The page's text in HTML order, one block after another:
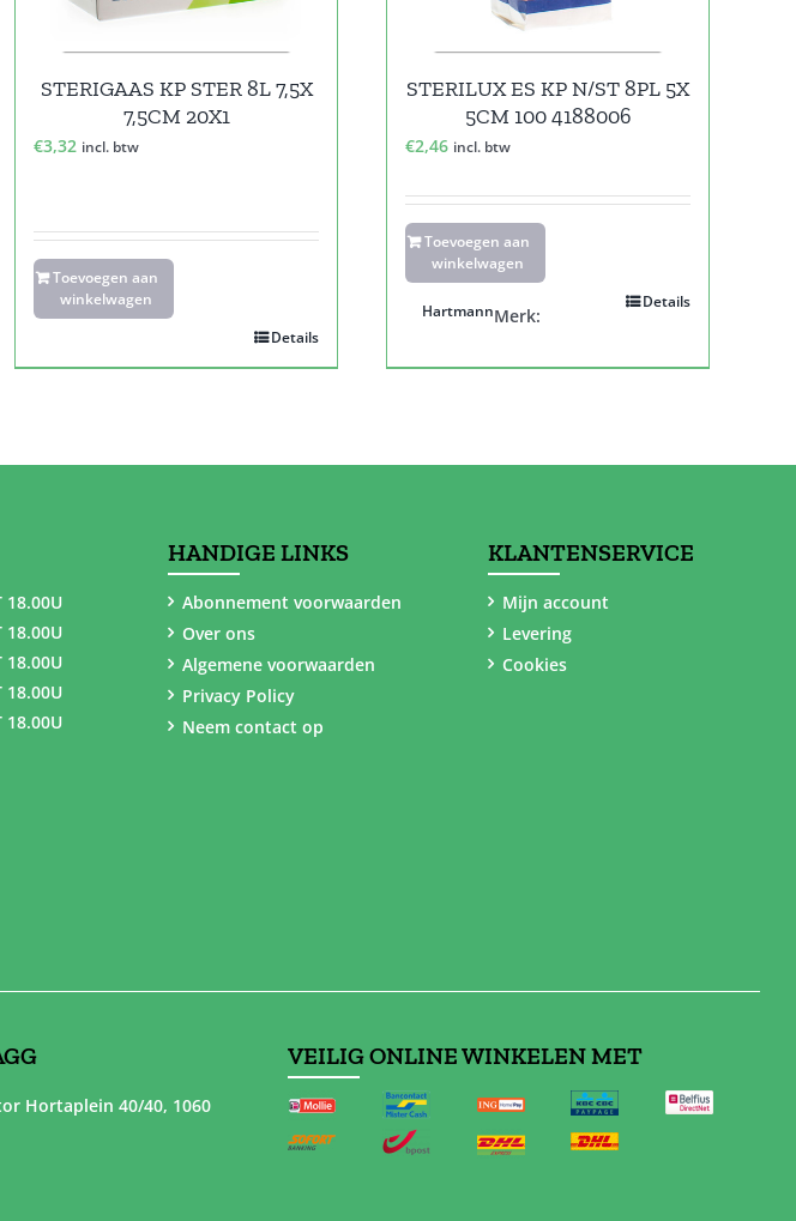
STERIGAAS KP STER 8L 7,5X
7,5CM 20X1
€3,32 incl. btw
Toevoegen aan
winkelwagen
Details
STERILUX ES KP N/ST 8PL 5X
5CM 100 4188006
€2,46 incl. btw
Toevoegen aan
winkelwagen
Details
Merk:
Hartmann
18.00U
18.00U
18.00U
18.00U
18.00U
HANDIGE LINKS
Abonnement voorwaarden
Over ons
Algemene voorwaarden
Privacy Policy
Neem contact op
KLANTENSERVICE
Mijn account
Levering
Cookies
Hortaplein 40/40, 1060
VEILIG ONLINE WINKELEN MET